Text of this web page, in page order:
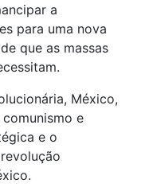
a
para uma nova
que as massas
México,
e
e o